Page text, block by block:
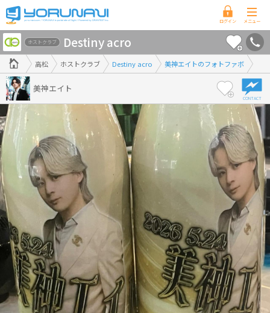
香
川
県
版
高松 ホストクラブ Destiny acro 美神エイトのフォトファボ
ホストクラブ Destiny acro
美神エイト